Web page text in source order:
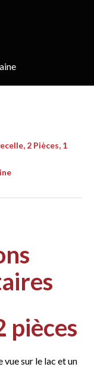
2 Pièces, 1
pièces
vue sur le lac et un